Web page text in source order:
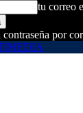
tu correo
contraseña por